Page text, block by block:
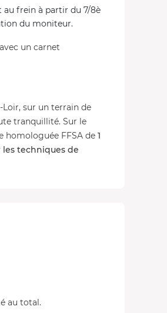
au frein à partir du 7/8è
du moniteur.
un carnet
sur un terrain de
tranquillité. Sur le
homologuée FFSA de 1
techniques de
au total.